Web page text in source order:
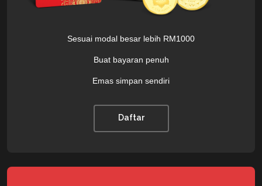
Sesuai modal besar lebih RM1000
Buat bayaran penuh
Emas simpan sendiri
Daftar